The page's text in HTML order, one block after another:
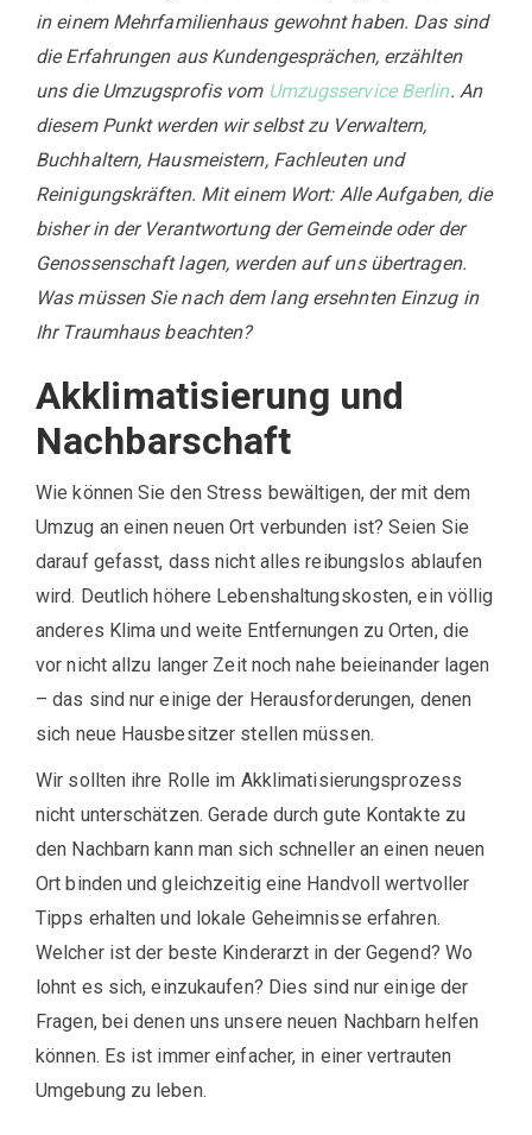
in einem Mehrfamilienhaus gewohnt haben. Das sind
die Erfahrungen aus Kundengesprächen, erzählten
uns die Umzugsprofis vom Umzugsservice Berlin. An
diesem Punkt werden wir selbst zu Verwaltern,
Buchhaltern, Hausmeistern, Fachleuten und
Reinigungskräften. Mit einem Wort: Alle Aufgaben, die
bisher in der Verantwortung der Gemeinde oder der
Genossenschaft lagen, werden auf uns übertragen.
Was müssen Sie nach dem lang ersehnten Einzug in
Ihr Traumhaus beachten?
Akklimatisierung und
Nachbarschaft
Wie können Sie den Stress bewältigen, der mit dem
Umzug an einen neuen Ort verbunden ist? Seien Sie
darauf gefasst, dass nicht alles reibungslos ablaufen
wird. Deutlich höhere Lebenshaltungskosten, ein völlig
anderes Klima und weite Entfernungen zu Orten, die
vor nicht allzu langer Zeit noch nahe beieinander lagen
– das sind nur einige der Herausforderungen, denen
sich neue Hausbesitzer stellen müssen.
Wir sollten ihre Rolle im Akklimatisierungsprozess
nicht unterschätzen. Gerade durch gute Kontakte zu
den Nachbarn kann man sich schneller an einen neuen
Ort binden und gleichzeitig eine Handvoll wertvoller
Tipps erhalten und lokale Geheimnisse erfahren.
Welcher ist der beste Kinderarzt in der Gegend? Wo
lohnt es sich, einzukaufen? Dies sind nur einige der
Fragen, bei denen uns unsere neuen Nachbarn helfen
können. Es ist immer einfacher, in einer vertrauten
Umgebung zu leben.